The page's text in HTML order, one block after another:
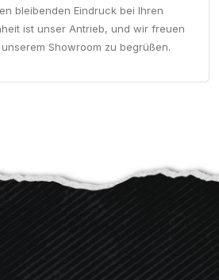
bleibenden Eindruck bei Ihren
ist unser Antrieb, und wir freuen
Showroom zu begrüßen.